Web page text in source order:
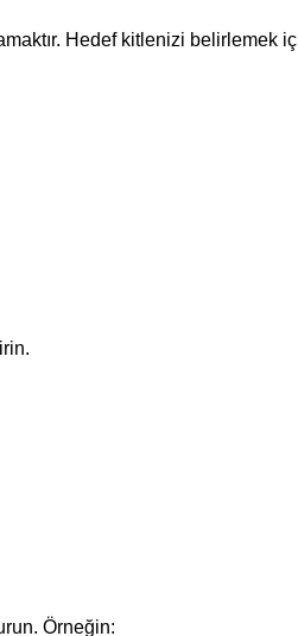
Hedef kitlenizi belirlemek
Örneğin: